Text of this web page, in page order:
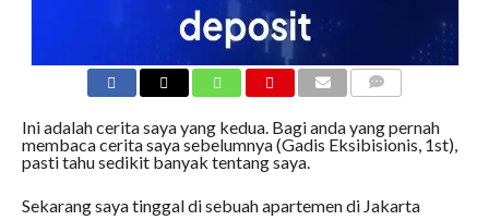
Ini adalah cerita saya yang kedua. Bagi anda yang pernah
membaca cerita saya sebelumnya (Gadis Eksibisionis, 1st),
pasti tahu sedikit banyak tentang saya.
Sekarang saya tinggal di sebuah apartemen di Jakarta